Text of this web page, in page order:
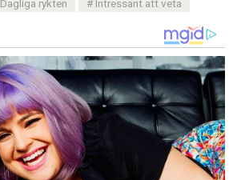
Dagliga rykten Intressant att veta